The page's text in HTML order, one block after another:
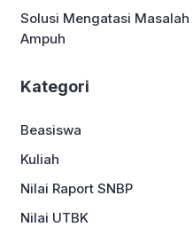
Solusi Mengatasi Masalah
Ampuh
Kategori
Beasiswa
Kuliah
Nilai Raport SNBP
Nilai UTBK